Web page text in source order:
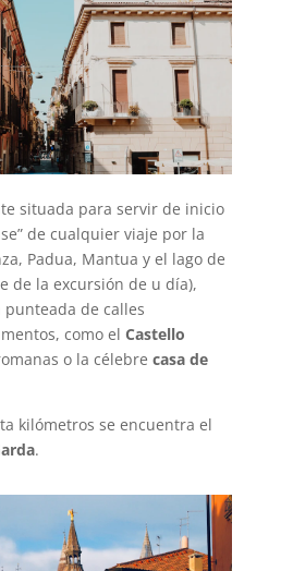
situada para servir de inicio
de cualquier viaje por la
Padua, Mantua y el lago de
de la excursión de u día),
de calles
como el Castello
o la célebre casa de
kilómetros se encuentra el
.